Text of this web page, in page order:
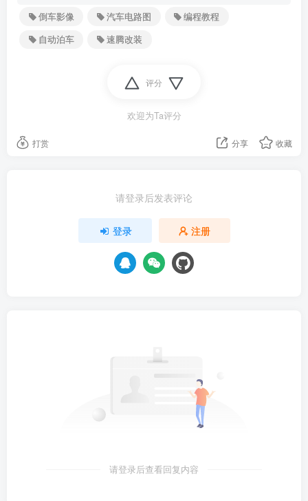
倒车影像 汽车电路图
编程教程
自动泊车
速腾改装
评分
欢迎为Ta评分
打赏 分享 收藏
请登录后发表评论
登录 注册
请登录后查看回复内容